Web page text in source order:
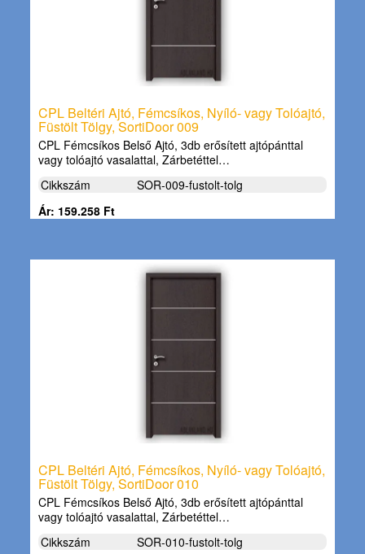
CPL Beltéri Ajtó, Fémcsíkos, Nyíló- vagy Tolóajtó,
Füstölt Tölgy, SortiDoor 009
CPL Fémcsíkos Belső Ajtó, 3db erősített ajtópánttal
vagy tolóajtó vasalattal, Zárbetéttel…
Cikkszám
SOR-009-fustolt-tolg
Ár: 159.258 Ft
CPL Beltéri Ajtó, Fémcsíkos, Nyíló- vagy Tolóajtó,
Füstölt Tölgy, SortiDoor 010
CPL Fémcsíkos Belső Ajtó, 3db erősített ajtópánttal
vagy tolóajtó vasalattal, Zárbetéttel…
Cikkszám
SOR-010-fustolt-tolg